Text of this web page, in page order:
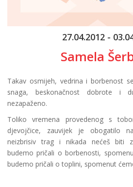
27.04.2012 -
Samela
Takav osmijeh, vedrina i borbenost
snaga, beskonačnost dobrote i
nezapaženo.
Toliko vremena provedenog s
djevojčice, zauvijek je obogatilo
neizbrisiv trag i nikada nećeš biti
budemo pričali o borbenosti,
budemo pričali o toplini, spomenut